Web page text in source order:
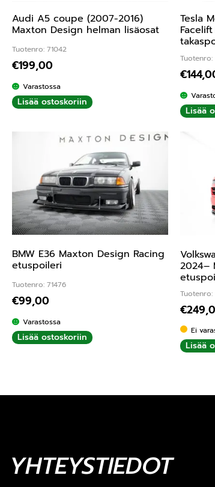
Audi A5 coupe (2007-2016)
Maxton Design helman lisäosat
Tuotenro: 71042
€199,00
Varastossa
Lisää ostoskoriin
Tesla
Tuotenro:
€
Lisää
BMW E36 Maxton Design Racing
etuspoileri
Tuotenro: 71476
€99,00
Varastossa
Lisää ostoskoriin
2024–
Tuotenro:
€
Ei
Lisää
YHTEYSTIEDOT